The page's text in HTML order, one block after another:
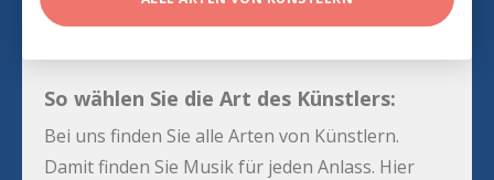
So wählen Sie die Art des Künstlers:
Bei uns finden Sie alle Arten von Künstlern.
Damit finden Sie Musik für jeden Anlass. Hier